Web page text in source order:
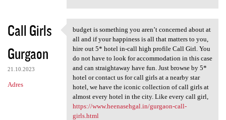
Call Girls
Gurgaon
21.10.2023
Adres
budget is something you aren
budget is something you aren’t concerned about at
all and if your happiness is all that matters to you,
hire out 5* hotel in-call high profile Call Girl. You
do not have to look for accommodation in this case
and can straightaway have fun. Just browse by 5*
hotel or contact us for call girls at a nearby star
hotel, we have the iconic collection of call girls at
almost every hotel in the city. Like every call girl,
https://www.heenasehgal.in/gurgaon-call-
girls.html